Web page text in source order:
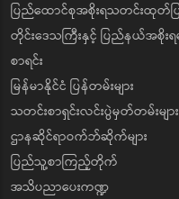
ပြည်ထောင်စုအစိုးရသတင်းထုတ်ပ
တိုင်းဒေသကြီးနှင့် ပြည်နယ်အစိုးရ
စာရင်း
မြန်မာနိုင်ငံ ပြန်တမ်းများ
သတင်းစာရှင်းလင်းပွဲမှတ်တမ်းများ
ဌာနဆိုင်ရာဝက်ဘ်ဆိုက်များ
ပြည်သူ့စာကြည့်တိုက်
အသိပညာပေးကဏ္ဍ